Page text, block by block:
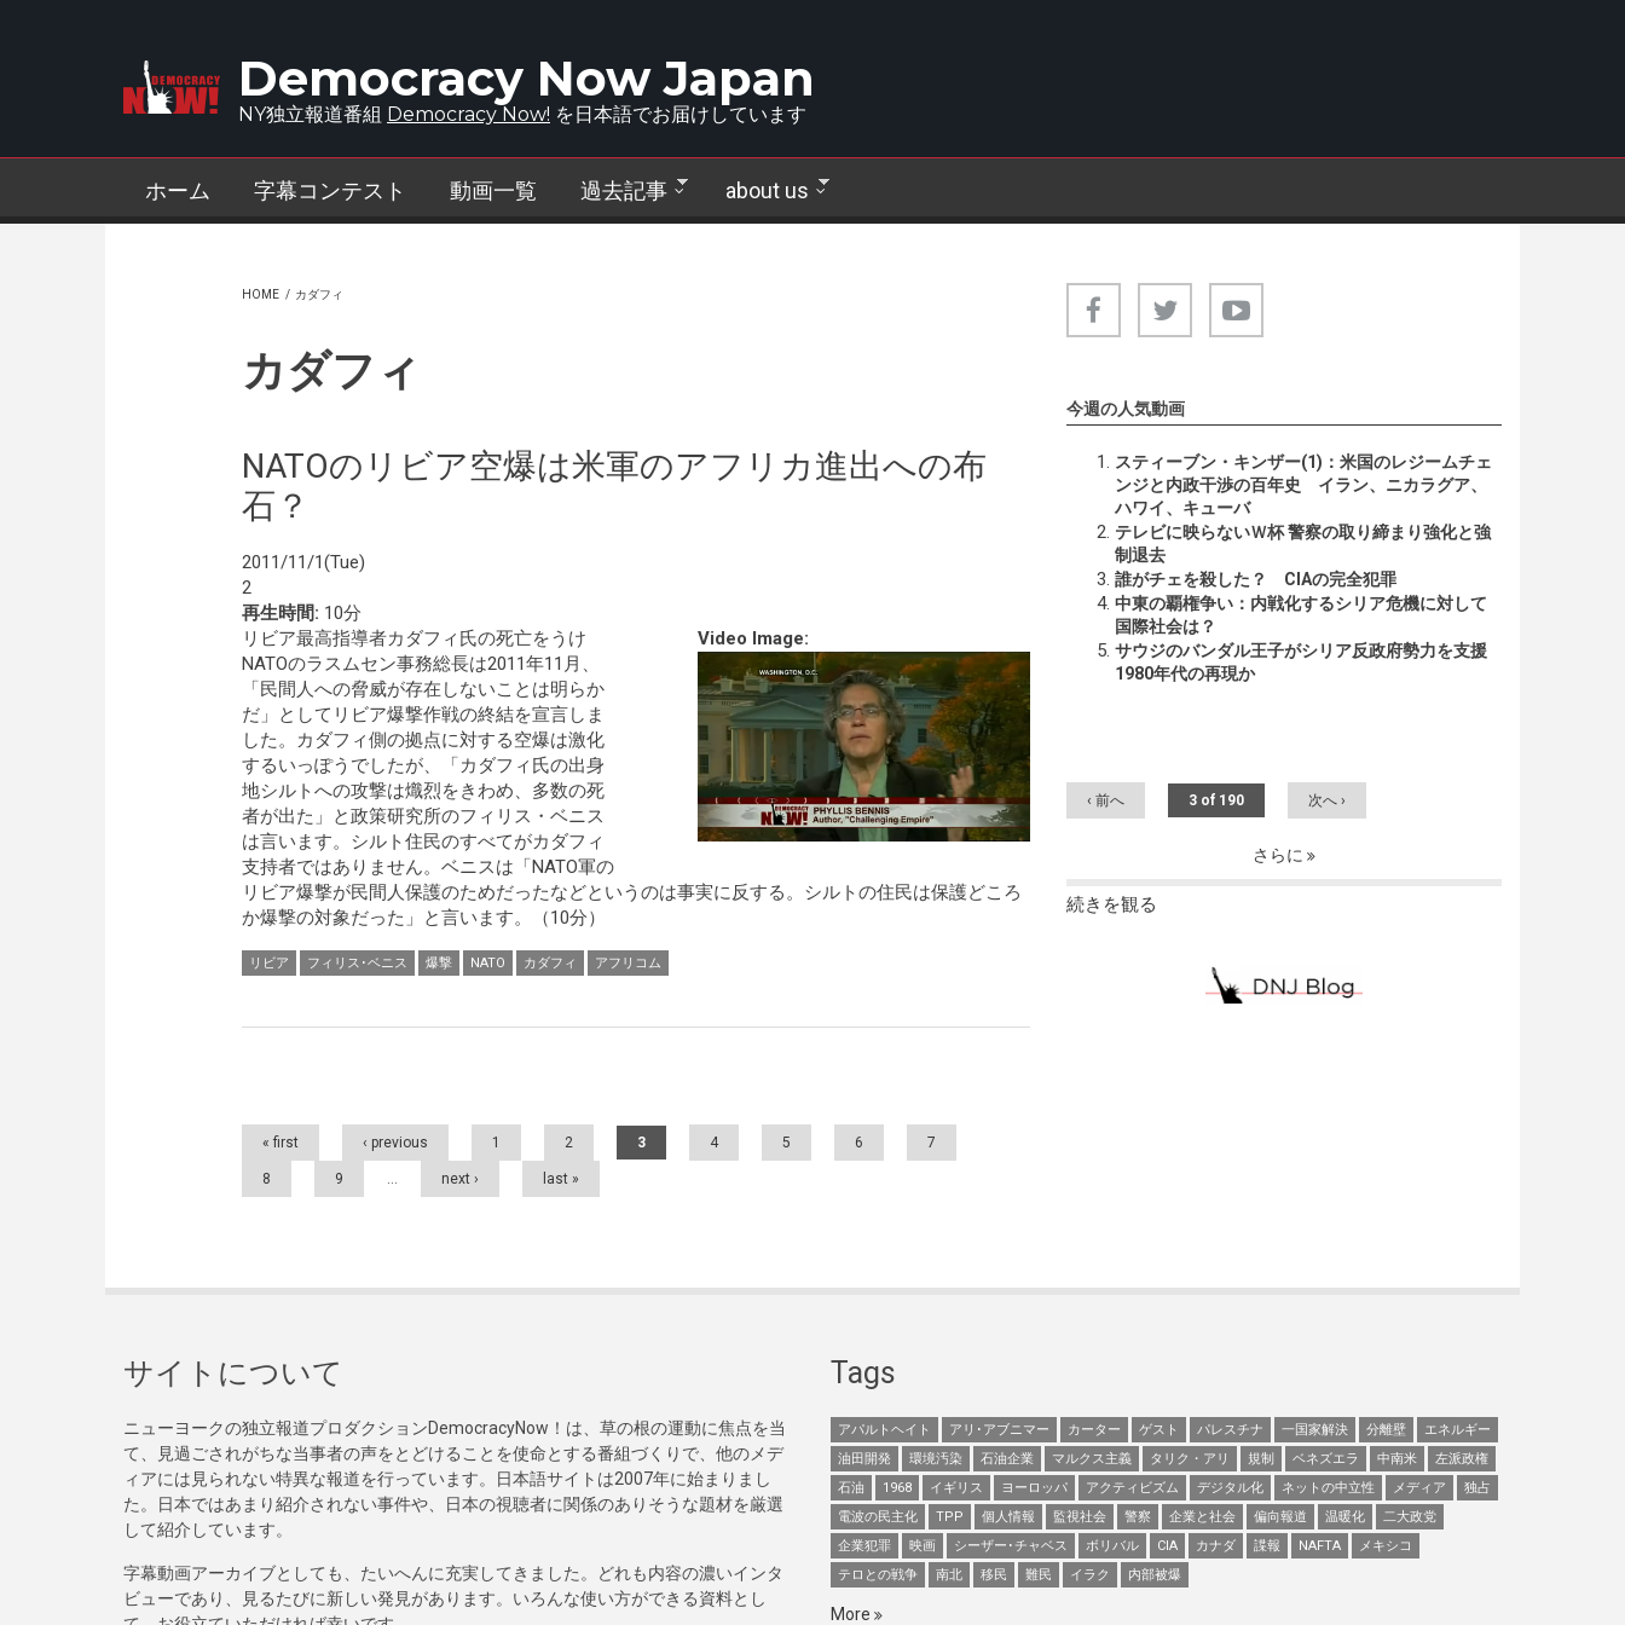
Democracy Now Japan
NY独立報道番組 Democracy Now! を日本語でお届けしています
ホーム 字幕コンテスト 動画一覧 過去記事 about us
HOME / カダフィ
カダフィ
NATOのリビア空爆は米軍のアフリカ進出への布
石？
2011/11/1(Tue)
2
再生時間: 10分
Video Image:
リビア最高指導者カダフィ氏の死亡をうけ
NATOのラスムセン事務総長は2011年11月、
「民間人への脅威が存在しないことは明らか
だ」としてリビア爆撃作戦の終結を宣言しま
した。カダフィ側の拠点に対する空爆は激化
するいっぽうでしたが、「カダフィ氏の出身
地シルトへの攻撃は熾烈をきわめ、多数の死
者が出た」と政策研究所のフィリス・ベニス
は言います。シルト住民のすべてがカダフィ
支持者ではありません。ベニスは「NATO軍の
リビア爆撃が民間人保護のためだったなどというのは事実に反する。シルトの住民は保護どころ
か爆撃の対象だった」と言います。（10分）
リビア フィリス･ベニス 爆撃 NATO カダフィ アフリコム
Pages
« first ‹ previous 1 2 3 4 5 6 7
8 9 … next › last »
今週の人気動画
スティーブン・キンザー(1)：米国のレジームチェ
ンジと内政干渉の百年史 イラン、ニカラグア、
ハワイ、キューバ
テレビに映らないＷ杯 警察の取り締まり強化と強
制退去
誰がチェを殺した？ CIAの完全犯罪
中東の覇権争い：内戦化するシリア危機に対して
国際社会は？
サウジのバンダル王子がシリア反政府勢力を支援
1980年代の再現か
‹ 前へ 3 of 190 次へ ›
さらに
続きを観る
サイトについて
ニューヨークの独立報道プロダクションDemocracyNow！は、草の根の運動に焦点を当
て、見過ごされがちな当事者の声をとどけることを使命とする番組づくりで、他のメデ
ィアには見られない特異な報道を行っています。日本語サイトは2007年に始まりまし
た。日本ではあまり紹介されない事件や、日本の視聴者に関係のありそうな題材を厳選
して紹介しています。
字幕動画アーカイブとしても、たいへんに充実してきました。どれも内容の濃いインタ
ビューであり、見るたびに新しい発見があります。いろんな使い方ができる資料とし
Tags
アパルトヘイト アリ･アブニマー カーター ゲスト パレスチナ 一国家解決 分離壁
エネルギー
油田開発
環境汚染 石油企業 マルクス主義 タリク・アリ 規制 ベネズエラ 中南米
左派政権
石油
1968 イギリス ヨーロッパ アクティビズム デジタル化 ネットの中立性 メディア
独占
電波の民主化
TPP 個人情報 監視社会 警察 企業と社会 偏向報道 温暖化
二大政党
企業犯罪
映画 シーザー･チャベス ボリバル CIA カナダ 諜報 NAFTA
メキシコ
テロとの戦争
南北 移民 難民 イラク 内部被爆
More